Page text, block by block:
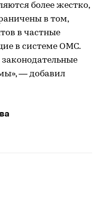
более жестко,
в том,
в частные
в системе ОМС.
— добавил